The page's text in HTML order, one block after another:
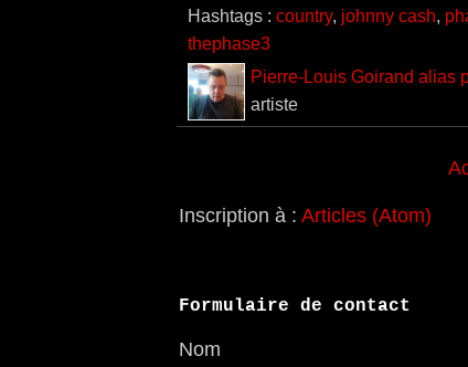
Hashtags : country, johnny cash,
thephase3
Pierre-Louis Goirand alias
artiste
Inscription à : Articles (Atom)
Formulaire de contact
Nom